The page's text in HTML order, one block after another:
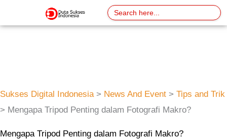
to
Search
for:
Sukses Digital Indonesia> News And Event > Tips and Trik
> Mengapa Tripod Penting dalam Fotografi Makro?
Mengapa Tripod Penting dalam Fotografi Makro?